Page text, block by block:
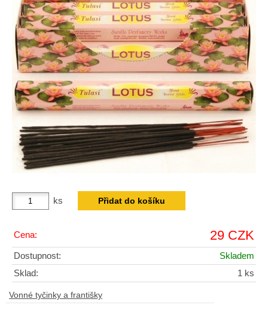
ks
Cena: 29 CZK
Dostupnost:
Skladem
Sklad:
1 ks
Vonné tyčinky a františky